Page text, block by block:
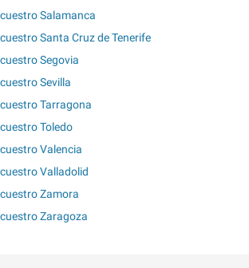
Salamanca
Santa Cruz de Tenerife
Segovia
Sevilla
Tarragona
Toledo
Valencia
Valladolid
Zamora
Zaragoza